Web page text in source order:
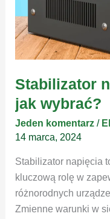
Stabilizator
jak wybrać?
Jeden komentarz /
14 marca, 2024
Stabilizator napięcia
kluczową rolę w
różnorodnych
Zmienne warunki w